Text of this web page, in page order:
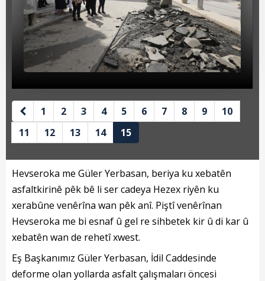
Borç Bilgileri
Tahakkuk Bilgileri
Tahsilat Bilgileri
Sicil Kodu ile Tahsilat
Sicil Arama
Şikayet Bildirim Formu
Şikayet Takip Formu
Başkan
Başkanın Özgeçmişi
Başkanın Mesajı
1 2 3 4 5 6 7 8 9
10
11
12 13 14 15
Hevseroka me Güler Yerbasan, beriya ku xebatên
asfaltkirinê pêk bê li ser cadeya Hezex riyên ku
xerabûne venêrîna wan pêk anî. Piştî venêrînan
Hevseroka me bi esnaf û gel re sihbetek kir û di kar û
xebatên wan de rehetî xwest.
Eş Başkanımız Güler Yerbasan, İdil Caddesinde
deforme olan yollarda asfalt çalışmaları öncesi